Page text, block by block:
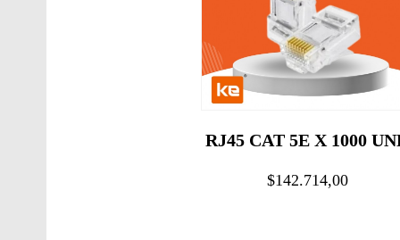
RJ45 CAT 5E X 1000
$142.714,00